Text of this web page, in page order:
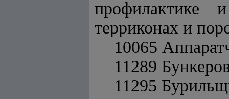
профилактике
терриконах и
10065
11289
11295